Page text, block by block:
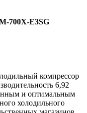
700X-E3SG
компрессор
6,92
и оптимальным
холодильного